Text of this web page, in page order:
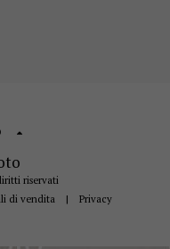
riservati
di vendita| Privacy